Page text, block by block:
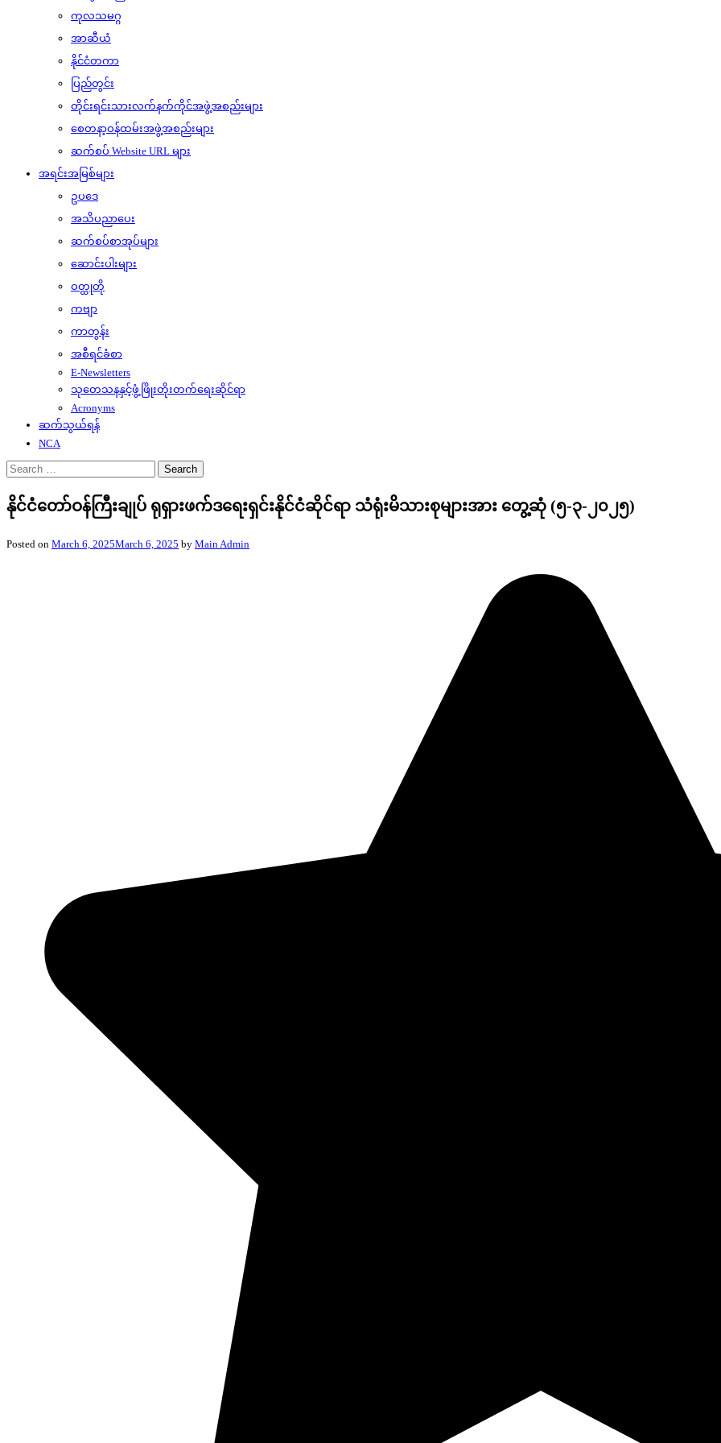
ကုလသမဂ္ဂ
အာဆီယံ
နိုင်ငံတကာ
ပြည်တွင်း
တိုင်းရင်းသားလက်နက်ကိုင်အဖွဲ့အစည်းများ
စေတနာ့ဝန်ထမ်းအဖွဲ့အစည်းများ
ဆက်စပ် Website URL များ
အရင်းအမြစ်များ
ဥပဒေ
အသိပညာပေး
ဆက်စပ်စာအုပ်များ
ဆောင်းပါးများ
ဝတ္ထုတို
ကဗျာ
ကာတွန်း
အစီရင်ခံစာ
E-Newsletters
သုတေသနနှင့်ဖွံ့ဖြိုးတိုးတက်ရေးဆိုင်ရာ
Acronyms
ဆက်သွယ်ရန်
NCA
Search
for:
နိုင်ငံတော်ဝန်ကြီးချုပ် ရုရှားဖက်ဒရေးရှင်းနိုင်ငံဆိုင်ရာ သံရုံးမိသားစုများအား တွေ့ဆုံ (၅-၃-၂၀၂၅)
Posted on March 6, 2025March 6, 2025 by Main Admin